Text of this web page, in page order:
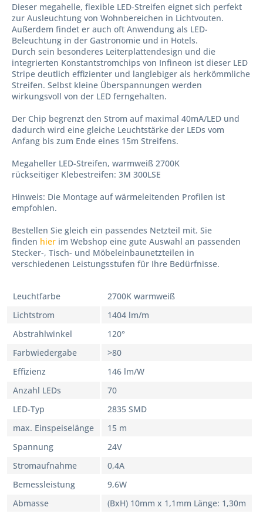
Dieser megahelle, flexible LED-Streifen eignet sich perfekt
zur Ausleuchtung von Wohnbereichen in Lichtvouten.
Außerdem findet er auch oft Anwendung als LED-
Beleuchtung in der Gastronomie und in Hotels.
Durch sein besonderes Leiterplattendesign und die
integrierten Konstantstromchips von Infineon ist dieser LED
Stripe deutlich effizienter und langlebiger als herkömmliche
Streifen. Selbst kleine Überspannungen werden
wirkungsvoll von der LED ferngehalten.
Der Chip begrenzt den Strom auf maximal 40mA/LED und
dadurch wird eine gleiche Leuchtstärke der LEDs vom
Anfang bis zum Ende eines 15m Streifens.
Megaheller LED-Streifen, warmweiß 2700K
rückseitiger Klebestreifen: 3M 300LSE
Hinweis: Die Montage auf wärmeleitenden Profilen ist
empfohlen.
Bestellen Sie gleich ein passendes Netzteil mit. Sie
finden hier im Webshop eine gute Auswahl an passenden
Stecker-, Tisch- und Möbeleinbaunetzteilen in
verschiedenen Leistungsstufen für Ihre Bedürfnisse.
Leuchtfarbe
2700K warmweiß
Lichtstrom
1404 lm/m
Abstrahlwinkel
120°
Farbwiedergabe
>80
Effizienz
146 lm/W
Anzahl LEDs
70
LED-Typ
2835 SMD
max. Einspeiselänge
15 m
Spannung
24V
Stromaufnahme
0,4A
Bemessleistung
9,6W
Abmasse
(BxH) 10mm x 1,1mm Länge: 1,30m